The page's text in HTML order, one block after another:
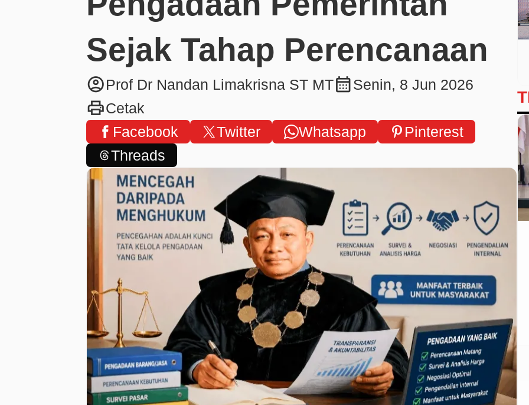
Sejak Tahap Perencanaan
account_circleProf Dr Nandan Limakrisna ST MTcalendar_monthSenin, 8 Jun 2026
printCetak
Facebook
Twitter Whatsapp
Pinterest
Threads